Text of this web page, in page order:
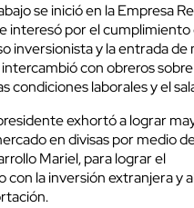
se inició en la Empresa
interesó por el cumplimiento
inversionista y la entrada de
con obreros
condiciones laborales y el
exhortó a lograr
en divisas por medio
Mariel, para lograr el
con la inversión extranjera y